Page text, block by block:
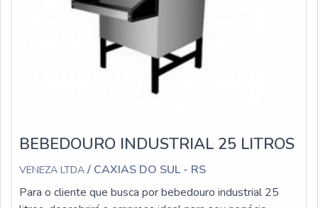
BEBEDOURO INDUSTRIAL 25 LITROS
VENEZA LTDA / CAXIAS DO SUL - RS
Para o cliente que busca por bebedouro industrial 25